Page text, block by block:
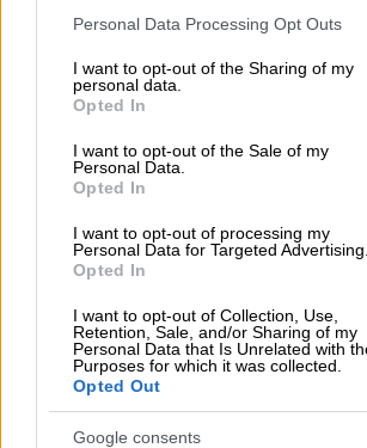
Please note that this website/app uses one
not limited to your visit or usage behaviour.
grant or deny consent to Google and its
use your data for below specified purposes
consent section.
Personal Data Processing Opt Outs
I want to opt-out of the Sharing of my
personal data.
Opted In
I want to opt-out of the Sale of my
Personal Data.
Opted In
I want to opt-out of processing my
Personal Data for Targeted Advertising.
Opted In
I want to opt-out of Collection, Use,
Retention, Sale, and/or Sharing of my
Personal Data that Is Unrelated with
Purposes for which it was collected.
Opted Out
Google consents
υπουργείο Εργασίας θα
Άδωνις Γεωργιάδης, όπου θα
υφυπουργός ο
Πέτρος Σπανάκης.
φαβορί είναι ο Κώστας
υπουργείο Ανάπτυξης, o
Υποδομών και οΝότης
Ναυτιλίας. Επίσης στη νέα
αναμένεται να είναι ο
Βαρβιτσιώτης
και ο